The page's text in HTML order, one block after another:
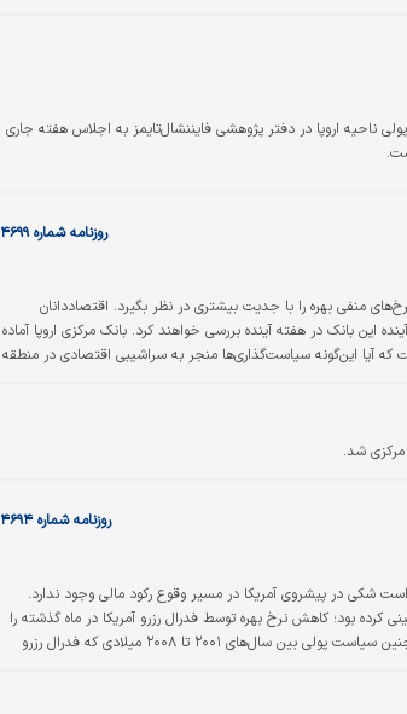
ناحیه اروپا در دفتر پژوهشی فایننشال‌تایمز به اجلاس هفته جاری
روزنامه شماره ۴۶۹۹
منفی بهره را با جدیت بیشتری در نظر بگیرد. اقتصاددانان
این بانک در هفته آینده بررسی خواهند کرد. بانک مرکزی اروپا آماده
آیا این‌گونه سیاست‌گذاری‌ها منجر به سراشیبی اقتصادی در منطقه
مرکزی شد.
روزنامه شماره ۴۶۹۴
شکی در پیشروی آمریکا در مسیر وقوع رکود مالی وجود ندارد.
کرده بود؛ کاهش نرخ بهره توسط فدرال رزرو آمریکا در ماه گذشته را
اشتباه بزرگی می‌داند. به باور او همچنین سیاست پولی بین سال‌های ۲۰۰۱ تا ۲۰۰۸ میلادی که فدرال رزرو